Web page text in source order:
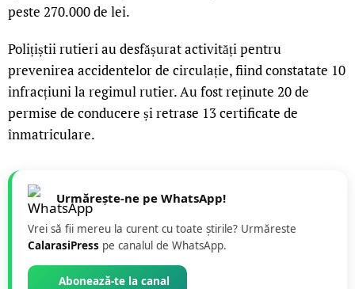
peste 270.000 de lei.
Polițiștii rutieri au desfășurat activități pentru
prevenirea accidentelor de circulație, fiind constatate 10
infracțiuni la regimul rutier. Au fost reținute 20 de
permise de conducere și retrase 13 certificate de
înmatriculare.
Urmărește-ne pe WhatsApp!
Vrei să fii mereu la curent cu toate știrile? Urmăreste
CalarasiPress pe canalul de WhatsApp.
Abonează-te la canal